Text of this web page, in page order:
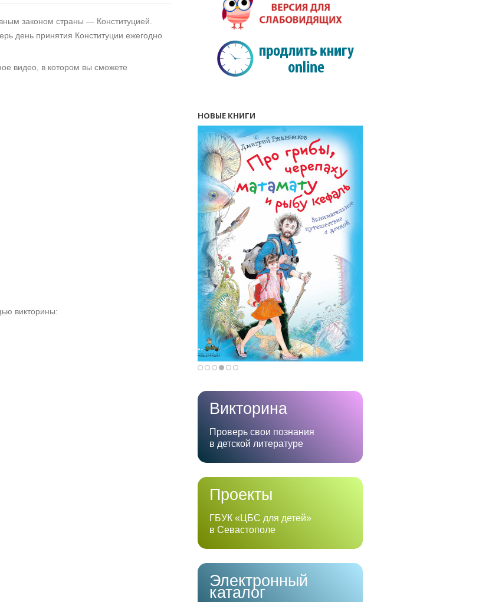
законом страны — Конституцией.
день принятия Конституции ежегодно
видео, в котором вы сможете
викторины:
НОВЫЕ КНИГИ
Викторина
Проверь свои познания
в детской литературе
Проекты
ГБУК «ЦБС для детей»
в Севастополе
Электронный
каталог